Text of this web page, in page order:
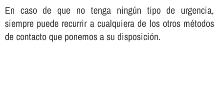
En caso de que no tenga ningún tipo de urgencia,
siempre puede recurrir a cualquiera de los otros métodos
de contacto que ponemos a su disposición.